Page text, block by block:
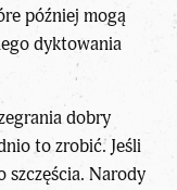
później mogą
dyktowania
dobry
to zrobić. Jeśli
szczęścia. Narody